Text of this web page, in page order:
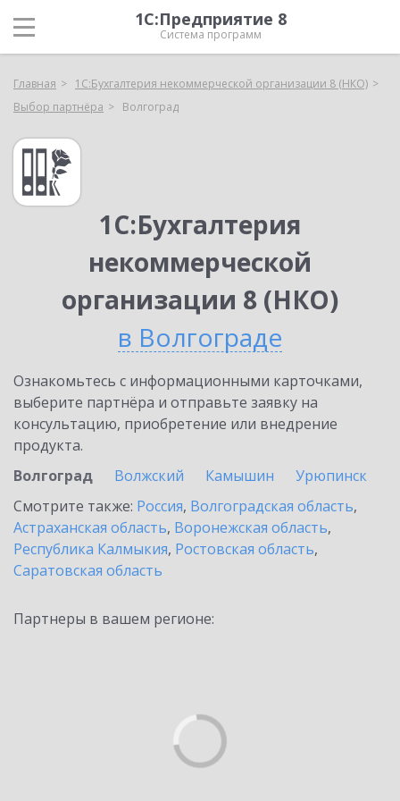
1С:Предприятие 8
Система программ
Главная
1С:Бухгалтерия некоммерческой организации 8 (НКО)
Выбор партнёра
Волгоград
1С:Бухгалтерия
некоммерческой
организации 8 (НКО)
в Волгограде
Ознакомьтесь с информационными карточками,
выберите партнёра и отправьте заявку на
консультацию, приобретение или внедрение
продукта.
Волгоград
Волжский Камышин
Урюпинск
Смотрите также: Россия, Волгоградская область,
Астраханская область, Воронежская область,
Республика Калмыкия, Ростовская область,
Саратовская область
Партнеры в вашем регионе: